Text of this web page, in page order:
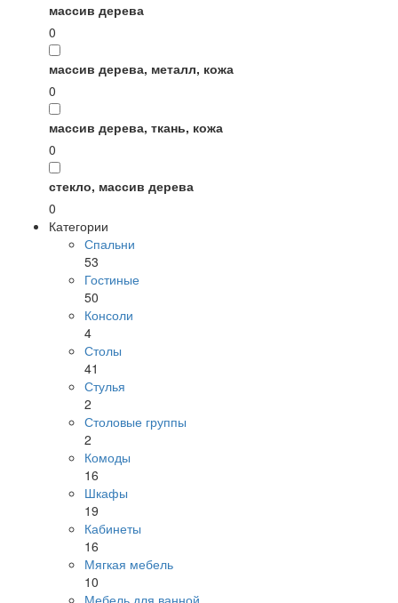
массив дерева
0
массив дерева, металл, кожа
0
массив дерева, ткань, кожа
0
стекло, массив дерева
0
Категории
Спальни
53
Гостиные
50
Консоли
4
Столы
41
Стулья
2
Столовые группы
2
Комоды
16
Шкафы
19
Кабинеты
16
Мягкая мебель
10